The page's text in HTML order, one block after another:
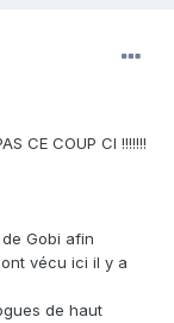
CE COUP CI !!!!!!!
Gobi afin
vécu ici il y a
de haut